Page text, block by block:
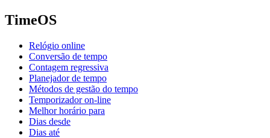
TimeOS
Relógio online
Conversão de tempo
Contagem regressiva
Planejador de tempo
Métodos de gestão do tempo
Temporizador on-line
Melhor horário para
Dias desde
Dias até